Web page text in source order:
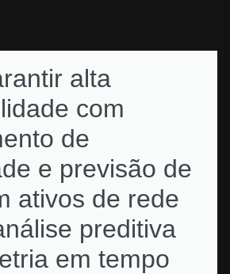
alta
com
de
e previsão de
ativos de rede
preditiva
em tempo